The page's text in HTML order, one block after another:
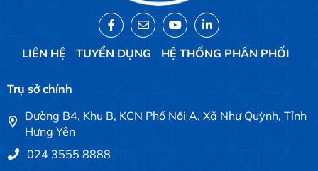
LIÊN HỆ TUYỂN DỤNG HỆ THỐNG PHÂN PHỐI
Trụ sở chính
Đường B4, Khu B, KCN Phố Nối A, Xã Như Quỳnh, Tỉnh
Hưng Yên
024 3555 8888